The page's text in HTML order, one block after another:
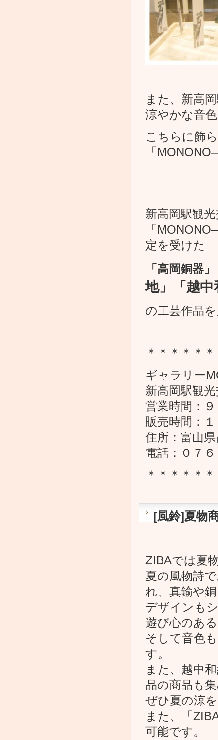
また、新高
涼やかな音
こちらに飾
「
新高岡駅観
「
定を受けた
「高岡銅器」
地」「越中
の工芸作品
＊＊＊＊＊
ギャラリー
新高岡駅観
営業時間：
販売時間：
住所：富山
電話：０７
＊＊＊＊＊
[風鈴]夏物
ZIBAでは夏
夏の風物詩
れ、真鍮や
デザインも
遊び心のあ
そして音色
す。
また、越中
品の商品も
ぜひ夏の涼
また、「
可能です。